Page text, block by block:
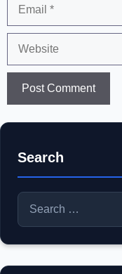
Search
Search
for: